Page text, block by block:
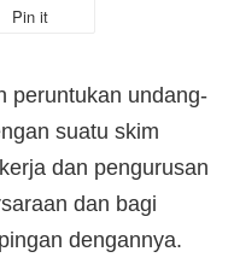
Pin it
peruntukan undang-
suatu skim
dan pengurusan
dan bagi
dengannya.